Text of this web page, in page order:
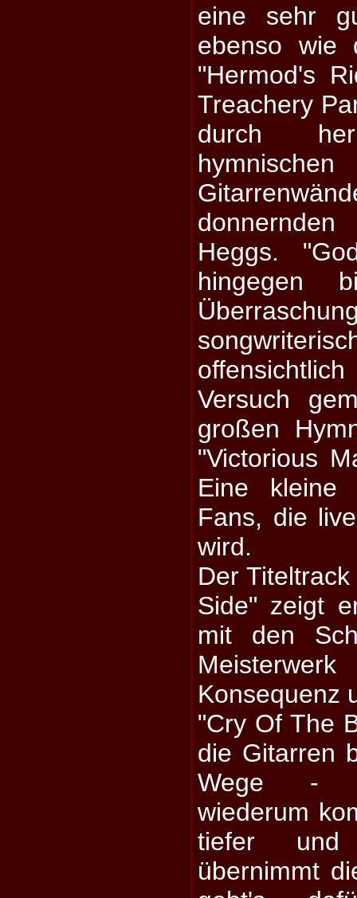
eine sehr
ebenso wie
"Hermod's
Treachery
durch
Heggs.
hingegen
Versuch
großen
"Victorious
Eine kleine
Fans, die
wird.
Der
Side" zeigt
mit den
Konsequenz
"Cry Of The
die Gitarren
Wege -
wiederum
tiefer und
übernimmt